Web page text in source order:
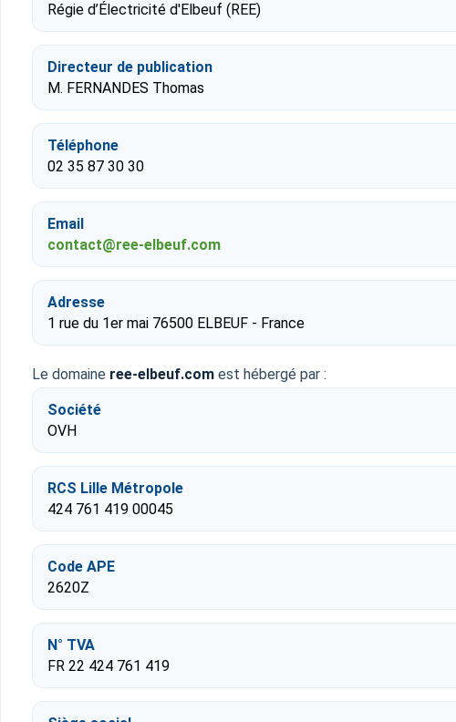
Régie d’Électricité d'Elbeuf (REE)
Directeur de publication
M. FERNANDES Thomas
Téléphone
02 35 87 30 30
Email
contact@ree-elbeuf.com
Adresse
1 rue du 1er mai 76500 ELBEUF - France
Le domaine ree-elbeuf.com est hébergé par :
Société
OVH
RCS Lille Métropole
424 761 419 00045
Code APE
2620Z
N° TVA
FR 22 424 761 419